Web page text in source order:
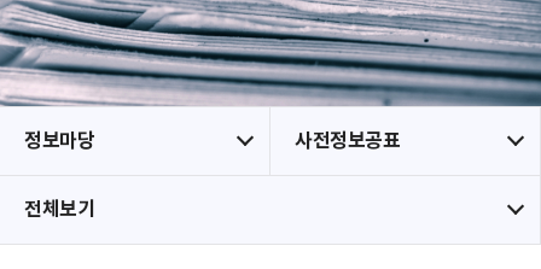
정보마당 사전정보공표
전체보기